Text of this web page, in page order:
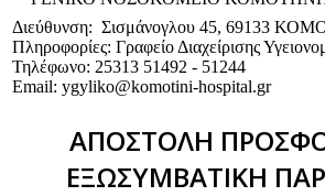
Διεύθυνση: Σισμάνογλου 45, 69133
Πληροφορίες: Γραφείο Διαχείρισης
Τηλέφωνο: 25313 51492 - 51244
Email: ygyliko@komotini-hospital.gr
ΑΠΟΣΤΟΛΗ
ΕΞΩΣΥΜΒΑΤΙΚΗ